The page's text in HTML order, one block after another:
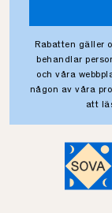
Rabatten gäller
behandlar
och våra
någon av våra
att